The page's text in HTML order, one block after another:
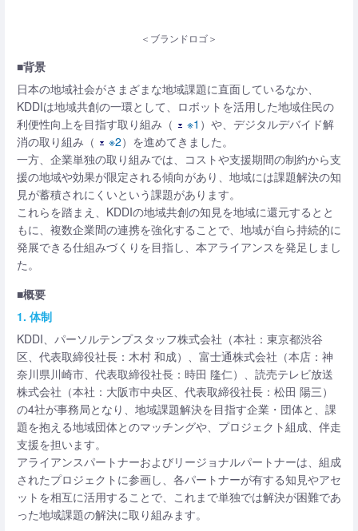
＜ブランドロゴ＞
■背景
日本の地域社会がさまざまな地域課題に直面しているなか、
KDDIは地域共創の一環として、ロボットを活用した地域住民の
利便性向上を目指す取り組み（
※1 ）や、デジタルデバイド解
消の取り組み（
※2）を進めてきました。
一方、企業単独の取り組みでは、コストや支援期間の制約から支
援の地域や効果が限定される傾向があり、地域には課題解決の知
見が蓄積されにくいという課題があります。
これらを踏まえ、KDDIの地域共創の知見を地域に還元するとと
もに、複数企業間の連携を強化することで、地域が自ら持続的に
発展できる仕組みづくりを目指し、本アライアンスを発足しまし
た。
■概要
1. 体制
KDDI、パーソルテンプスタッフ株式会社（本社：東京都渋谷
区、代表取締役社長：木村 和成）、富士通株式会社（本店：神
奈川県川崎市、代表取締役社長：時田 隆仁）、読売テレビ放送
株式会社（本社：大阪市中央区、代表取締役社長：松田 陽三）
の4社が事務局となり、地域課題解決を目指す企業・団体と、課
題を抱える地域団体とのマッチングや、プロジェクト組成、伴走
支援を担います。
アライアンスパートナーおよびリージョナルパートナーは、組成
されたプロジェクトに参画し、各パートナーが有する知見やアセ
ットを相互に活用することで、これまで単独では解決が困難であ
った地域課題の解決に取り組みます。